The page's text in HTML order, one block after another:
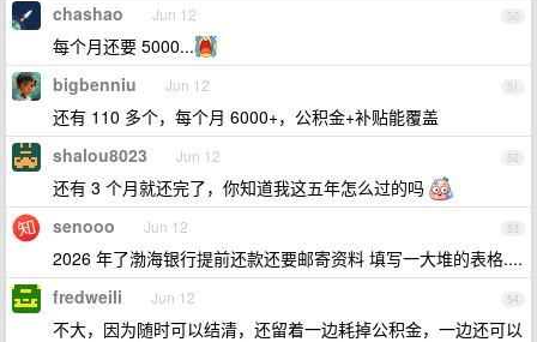
50
chashao Jun 12
每个月还要 5000...
51
bigbenniu Jun 12
还有 110 多个，每个月 6000+，公积金+补贴能覆盖
52
shalou8023 Jun 12
还有 3 个月就还完了，你知道我这五年怎么过的吗
53
senooo Jun 12
2026 年了渤海银行提前还款还要邮寄资料 填写一大堆的表格....
54
fredweili Jun 12
不大，因为随时可以结清，还留着一边耗掉公积金，一边还可以